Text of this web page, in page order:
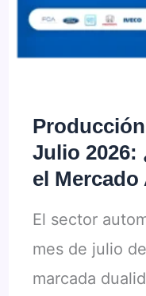
Julio 2026:
el
El sector
mes de julio
marcada